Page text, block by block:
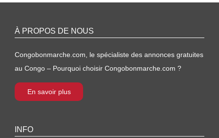
À PROPOS DE NOUS
Congobonmarche.com, le spécialiste des annonces gratuites
au Congo – Pourquoi choisir Congobonmarche.com ?
En savoir plus
INFO